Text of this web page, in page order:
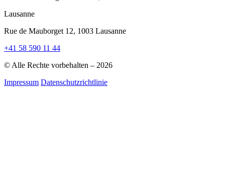
Lausanne
Rue de Mauborget 12, 1003 Lausanne
+41 58 590 11 44
© Alle Rechte vorbehalten – 2026
Impressum Datenschutzrichtlinie